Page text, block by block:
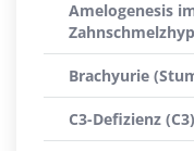
Amelogenesis
Brachyurie
C3-Defizienz (C3)